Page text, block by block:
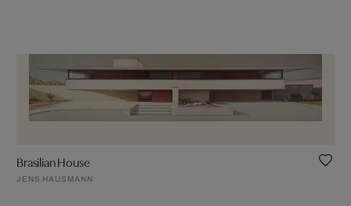
Brasilian House
JENS HAUSMANN